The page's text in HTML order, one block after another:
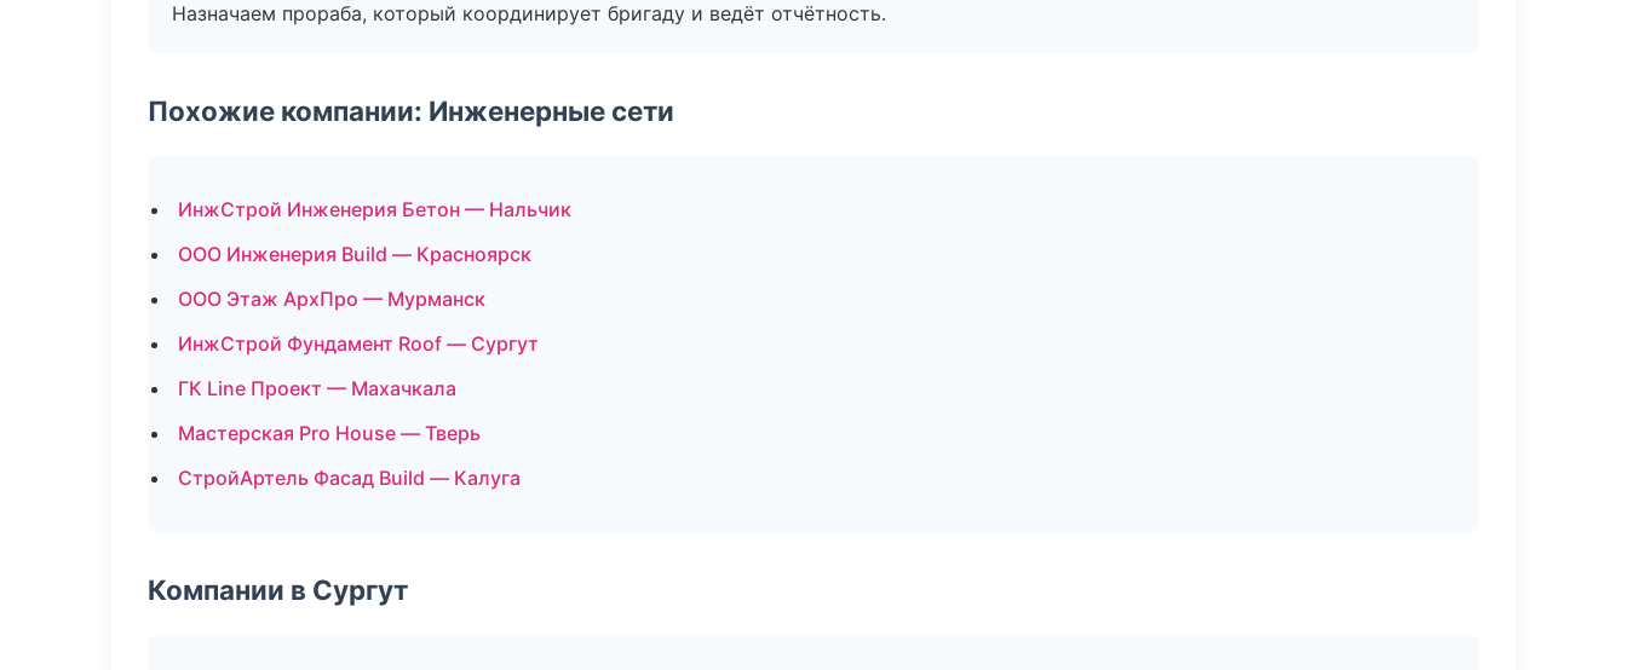
Назначаем прораба, который координирует бригаду и ведёт отчётность.
Похожие компании: Инженерные сети
ИнжСтрой Инженерия Бетон — Нальчик
ООО Инженерия Build — Красноярск
ООО Этаж АрхПро — Мурманск
ИнжСтрой Фундамент Roof — Сургут
ГК Line Проект — Махачкала
Мастерская Pro House — Тверь
СтройАртель Фасад Build — Калуга
Компании в Сургут